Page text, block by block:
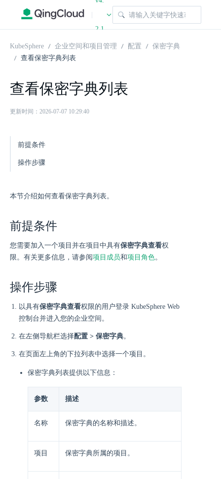
|
2.1
KubeSphere 企业空间和项目管理 配置
保密字典
查看保密字典列表
查看保密字典列表
更新时间：2026-07-07 10:29:40
前提条件
操作步骤
本节介绍如何查看保密字典列表。
前提条件
您需要加入一个项目并在项目中具有保密字典查看权
限。有关更多信息，请参阅项目成员和项目角色。
操作步骤
以具有保密字典查看权限的用户登录 KubeSphere Web
控制台并进入您的企业空间。
在左侧导航栏选择配置 > 保密字典。
在页面左上角的下拉列表中选择一个项目。
保密字典列表提供以下信息：
参数 描述
名称 保密字典的名称和描述。
项目 保密字典所属的项目。